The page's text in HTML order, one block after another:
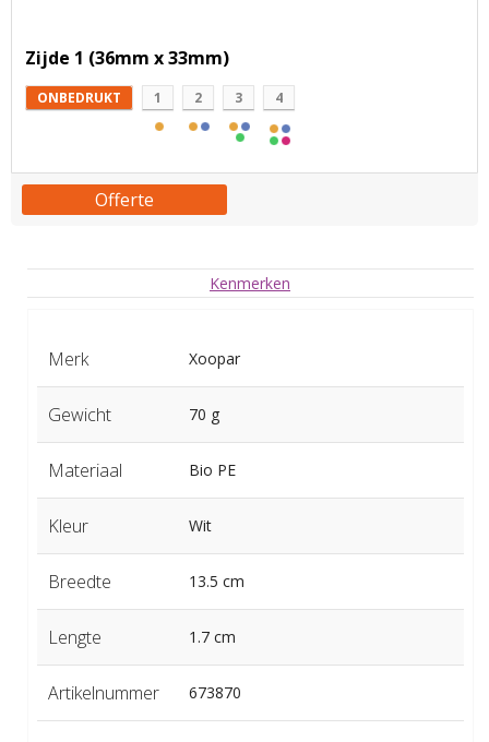
Zijde 1 (36mm x 33mm)
ONBEDRUKT 1 2 3 4
Offerte
Kenmerken
Merk Xoopar
Gewicht 70 g
Materiaal Bio PE
Kleur Wit
Breedte 13.5 cm
Lengte 1.7 cm
Artikelnummer 673870